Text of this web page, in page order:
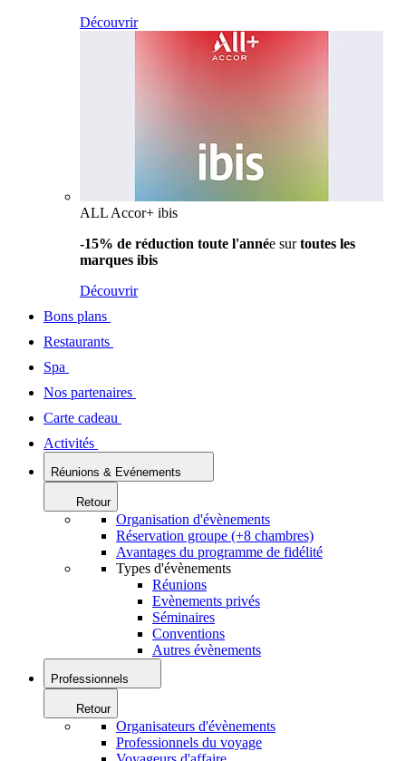
Découvrir
ALL Accor+ ibis
-15% de réduction toute l'année surtoutes les
marques ibis
Découvrir
Bons plans
Restaurants
Spa
Nos partenaires
Carte cadeau
Activités
Réunions & Evénements
Retour
Organisation d'évènements
Réservation groupe (+8 chambres)
Avantages du programme de fidélité
Types d'évènements
Réunions
Evènements privés
Séminaires
Conventions
Autres évènements
Professionnels
Retour
Organisateurs d'évènements
Professionnels du voyage